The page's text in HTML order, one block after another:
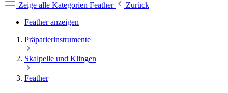
Zeige alle Kategorien Feather
Zurück
Feather anzeigen
Präparierinstrumente
Skalpelle und Klingen
Feather